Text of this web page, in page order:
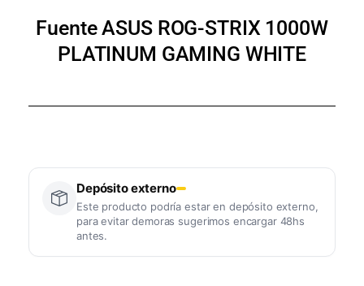
Fuente ASUS ROG-STRIX 1000W
PLATINUM GAMING WHITE
Depósito externo
Este producto podría estar en depósito externo,
para evitar demoras sugerimos encargar 48hs
antes.